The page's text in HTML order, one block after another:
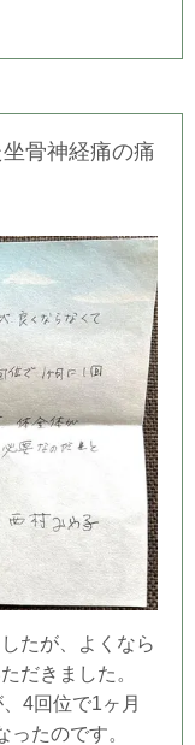
骨神経痛の痛
たが、よくなら
だきました。
4回位で1ヶ月
たのです。